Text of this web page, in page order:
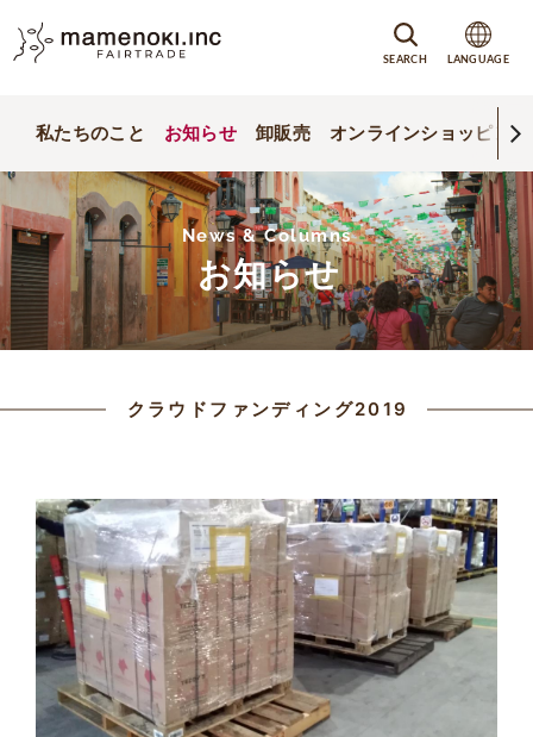
SEARCH LANGUAGE
私たちのこと お知らせ 卸販売 オンラインショッピング
News & Columns
お知らせ
クラウドファンディング2019